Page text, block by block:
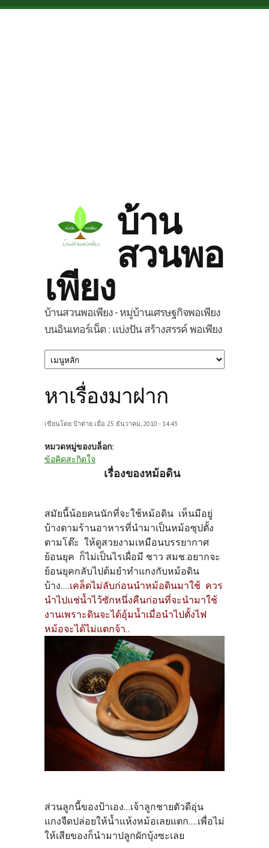
Skip to main content
บ้าน
สวนพอ
เพียง
บ้านสวนพอเพียง - หมู่บ้านเศรษฐกิจพอเพียง
บนอินเทอร์เน็ต : แบ่งปัน สร้างสรรค์ พอเพียง
หาเรื่องมาฝาก
เขียนโดย ป้าต่าย เมื่อ 25 ธันวาคม, 2010 - 14:43
หมวดหมู่ของบล็อก:
ข้อคิดสะกิดใจ
เรื่องของหม้อดิน
สมัยนี้น้อยคนนักที่จะใช้หม้อดิน เห็นมีอยู่
บ้างตามร้านอาหารที่นำมาเป็นหม้อซุปตั้ง
ตามโต๊ะ ให้ดูสวยงามเหมือนบรรยากาศ
ย้อนยุค ก็ไม่เป็นไรเผื่อมี ชาว สมช.อยากจะ
ย้อนยุคกลับไปต้มยำทำแกงกับหม้อดิน
บ้าง....เคล็ดไม่ลับก่อนนำหม้อดินมาใช้ ควร
นำไปแช่น้ำไว้ซักหนึ่งคืนก่อนที่จะนำมาใช้
งานเพราะดินจะได้อุ้มน้ำเมื่อนำไปตั้งไฟ
หม้อจะได้ไม่แตกจ้า..
ส่วนลูกนี้ของป้าเอง...เจ้าลูกชายตัวดีอุ่น
แกงจืดปล่อยให้น้ำแห้งหม้อเลยแตก....เพื่อไม่
ให้เสียของก็นำมาปลูกผักบุ้งซะเลย